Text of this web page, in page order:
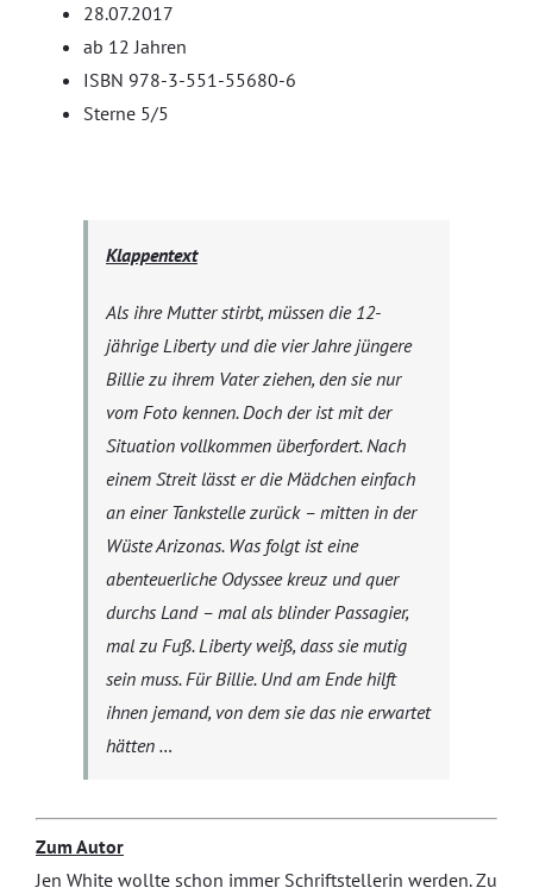
28.07.2017
ab 12 Jahren
ISBN 978-3-551-55680-6
Sterne 5/5
Klappentext
Als ihre Mutter stirbt, müssen die 12-
jährige Liberty und die vier Jahre jüngere
Billie zu ihrem Vater ziehen, den sie nur
vom Foto kennen. Doch der ist mit der
Situation vollkommen überfordert. Nach
einem Streit lässt er die Mädchen einfach
an einer Tankstelle zurück – mitten in der
Wüste Arizonas. Was folgt ist eine
abenteuerliche Odyssee kreuz und quer
durchs Land – mal als blinder Passagier,
mal zu Fuß. Liberty weiß, dass sie mutig
sein muss. Für Billie. Und am Ende hilft
ihnen jemand, von dem sie das nie erwartet
hätten …
Zum Autor
Jen White wollte schon immer Schriftstellerin werden. Zu